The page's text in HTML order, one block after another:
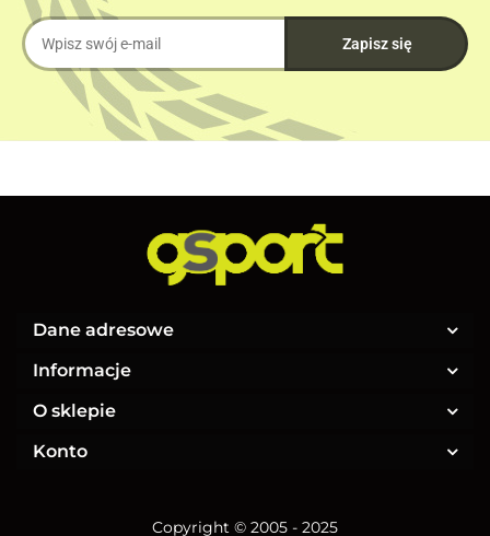
Dane adresowe
Informacje
O sklepie
Konto
Copyright © 2005 - 2025